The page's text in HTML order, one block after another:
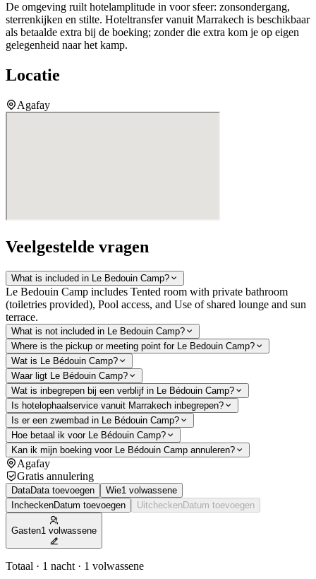
De omgeving ruilt hotelamplitude in voor sfeer: zonsondergang,
sterrenkijken en stilte. Hoteltransfer vanuit Marrakech is beschikbaar
als betaalde extra bij de boeking; zonder die extra kom je op eigen
gelegenheid naar het kamp.
Locatie
Agafay
Veelgestelde vragen
What is included in Le Bedouin Camp?
Le Bedouin Camp includes Tented room with private bathroom
(toiletries provided), Pool access, and Use of shared lounge and sun
terrace.
What is not included in Le Bedouin Camp?
Where is the pickup or meeting point for Le Bedouin Camp?
Wat is Le Bédouin Camp?
Waar ligt Le Bédouin Camp?
Wat is inbegrepen bij een verblijf in Le Bédouin Camp?
Is hotelophaalservice vanuit Marrakech inbegrepen?
Is er een zwembad in Le Bédouin Camp?
Hoe betaal ik voor Le Bédouin Camp?
Kan ik mijn boeking voor Le Bédouin Camp annuleren?
Agafay
Gratis annulering
DataData toevoegen Wie1 volwassene
IncheckenDatum toevoegen UitcheckenDatum toevoegen
Gasten1 volwassene
Totaal · 1 nacht · 1 volwassene